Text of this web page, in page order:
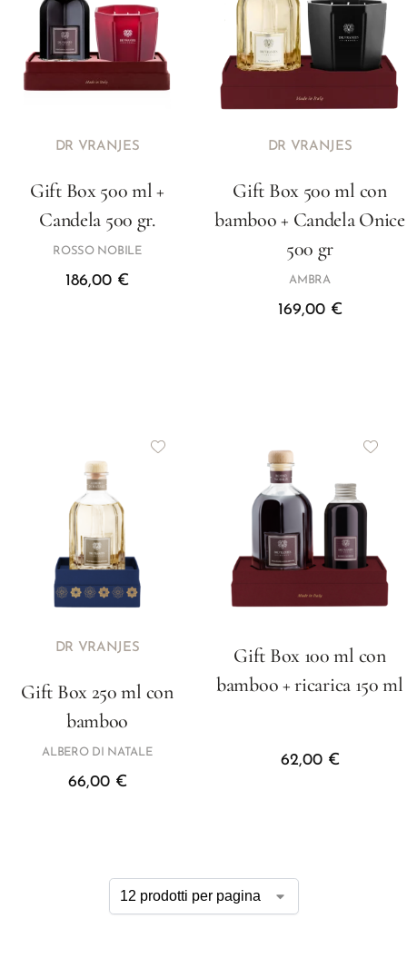
DR VRANJES
Gift Box 500 ml +
Candela 500 gr.
ROSSO NOBILE
186,00 €
DR VRANJES
Gift Box 500 ml con
bamboo + Candela Onice
500 gr
AMBRA
169,00 €
DR VRANJES
Gift Box 250 ml con
bamboo
ALBERO DI NATALE
66,00 €
Gift Box 100 ml con
bamboo + ricarica 150 ml
62,00 €